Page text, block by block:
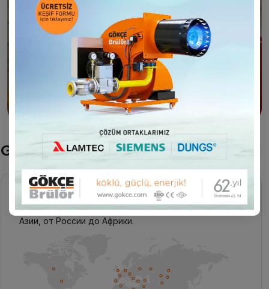
фильм
Gökçe Горелки в мире Подробнее
Gökçe Горелки расширяет географию экспорта с
Европейскими стандартами от Европы до Средней
Азии, от России до Африки.